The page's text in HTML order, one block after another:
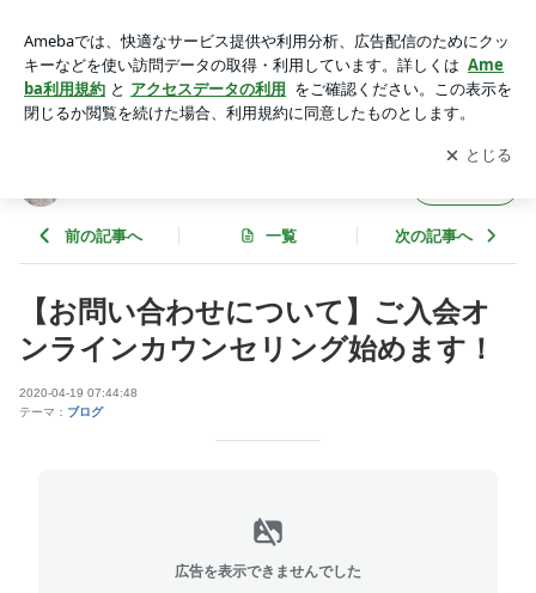
めます！ | Lily Mariage 仙台 東京の婚活salon
アプリをダウンロードして ブログの更新通知
を受け取りまし
ょう。
開く
前の記事へ 一覧 次の記事へ
【お問い合わせについて】ご入会オ
ンラインカウンセリング始めます！
2020-04-19 07:44:48
テーマ： ブログ
広告を表示できませんでした